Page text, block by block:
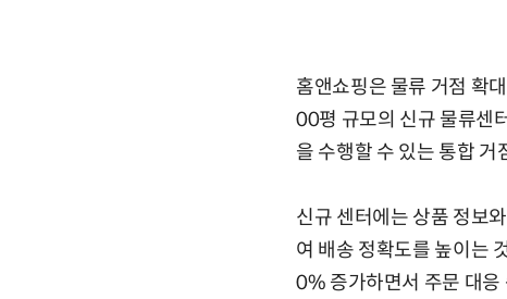
홈앤쇼핑은 물류 거점 확
00평 규모의 신규 물류센
을 수행할 수 있는 통합 거
신규 센터에는 상품 정보
여 배송 정확도를 높이는
0% 증가하면서 주문 대응